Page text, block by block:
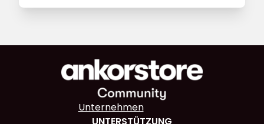
Unternehmen
UNTERSTÜTZUNG